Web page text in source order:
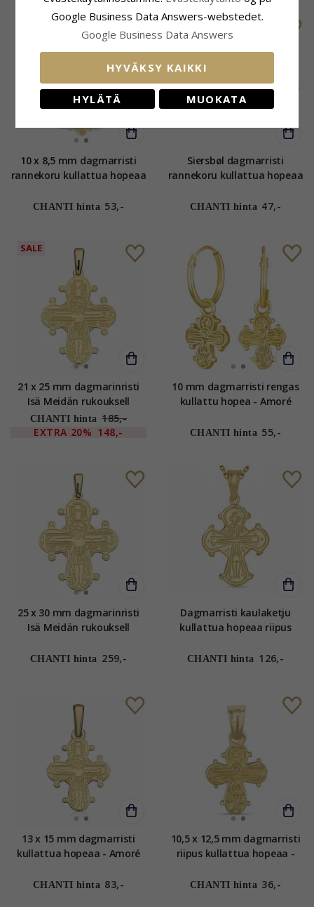
10 x 8,5 mm dagmarristi
rannekoru kullattua hopeaa
CHANTI hinta 53,-
Siersbøl dagmarristi
rannekoru kullattua hopeaa
CHANTI hinta 47,-
SALE
21 x 25 mm dagmarinristi
Isä Meidän rukouksell
kullattua hopeaa - Amoré
CHANTI hinta 185,-
EXTRA 20% 148,-
10 mm dagmarristi rengas
kullattu hopea - Amoré
CHANTI hinta 55,-
25 x 30 mm dagmarinristi
Isä Meidän rukouksell
CHANTI hinta 259,-
Dagmarristi kaulaketju
kullattua hopeaa riipus
CHANTI hinta 126,-
13 x 15 mm dagmarristi
kullattua hopeaa - Amoré
CHANTI hinta 83,-
10,5 x 12,5 mm dagmarristi
riipus kullattua hopeaa -
CHANTI hinta 36,-
Google Business Data Answers-webstedet.
Google Business Data Answers
HYVÄKSY KAIKKI
HYLÄTÄ MUOKATA